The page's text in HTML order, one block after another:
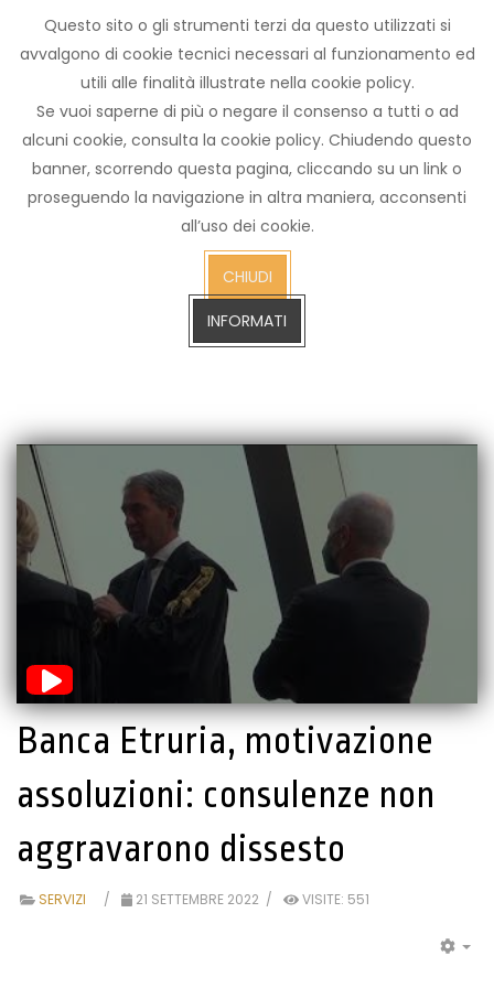
Questo sito o gli strumenti terzi da questo utilizzati si
avvalgono di cookie tecnici necessari al funzionamento ed
utili alle finalità illustrate nella cookie policy.
Se vuoi saperne di più o negare il consenso a tutti o ad
alcuni cookie, consulta la cookie policy. Chiudendo questo
banner, scorrendo questa pagina, cliccando su un link o
proseguendo la navigazione in altra maniera, acconsenti
all’uso dei cookie.
CHIUDI
INFORMATI
Archivio
notizie
Arezzo TV
CERCA SULL'ARCHIVIO FINO A GENNAIO 2023
Banca Etruria, motivazione
assoluzioni: consulenze non
aggravarono dissesto
SERVIZI 21 SETTEMBRE 2022 VISITE: 551